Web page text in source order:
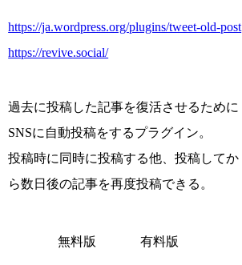
https://ja.wordpress.org/plugins/tweet-old-post
https://revive.social/
過去に投稿した記事を復活させるために
SNSに自動投稿をするプラグイン。
投稿時に同時に投稿する他、投稿してか
ら数日後の記事を再度投稿できる。
無料版 有料版